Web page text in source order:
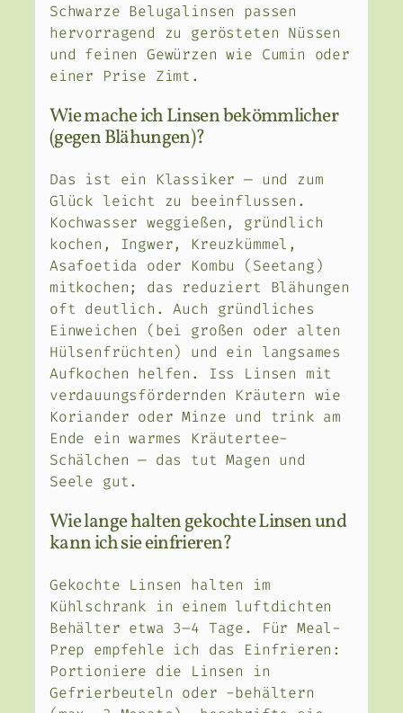
Schwarze Belugalinsen passen
hervorragend zu gerösteten Nüssen
und feinen Gewürzen wie Cumin oder
einer Prise Zimt.
Wie mache ich Linsen bekömmlicher
(gegen Blähungen)?
Das ist ein Klassiker — und zum
Glück leicht zu beeinflussen.
Kochwasser weggießen, gründlich
kochen, Ingwer, Kreuzkümmel,
Asafoetida oder Kombu (Seetang)
mitkochen; das reduziert Blähungen
oft deutlich. Auch gründliches
Einweichen (bei großen oder alten
Hülsenfrüchten) und ein langsames
Aufkochen helfen. Iss Linsen mit
verdauungsfördernden Kräutern wie
Koriander oder Minze und trink am
Ende ein warmes Kräutertee-
Schälchen — das tut Magen und
Seele gut.
Wie lange halten gekochte Linsen und
kann ich sie einfrieren?
Gekochte Linsen halten im
Kühlschrank in einem luftdichten
Behälter etwa 3–4 Tage. Für Meal-
Prep empfehle ich das Einfrieren:
Portioniere die Linsen in
Gefrierbeuteln oder -behältern